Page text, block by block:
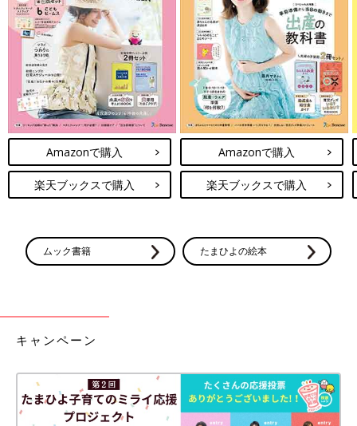
Amazonで購入
楽天ブックスで購入
Amazonで購入
楽天ブックスで購入
ムック書籍 たまひよの絵本
キャンペーン